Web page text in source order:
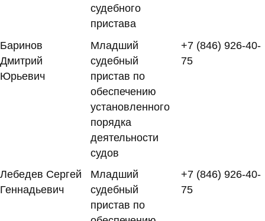
судебного
пристава
Баринов
Дмитрий
Юрьевич
Младший
судебный
пристав по
обеспечению
установленного
порядка
деятельности
судов
+7 (846) 926-40-
75
Лебедев Сергей
Геннадьевич
Младший
судебный
пристав по
+7 (846) 926-40-
75